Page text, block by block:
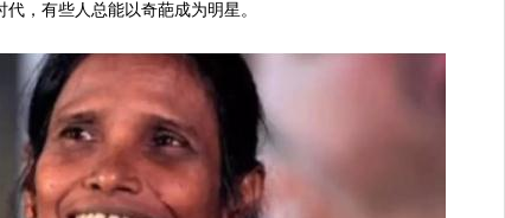
，有些人总能以奇葩成为明星。